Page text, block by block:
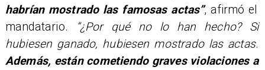
habrían mostrado las famosas actas”, afirmó el
mandatario.
“¿Por qué no lo han hecho? Si
hubiesen ganado, hubiesen mostrado las actas.
Además, están cometiendo graves violaciones a